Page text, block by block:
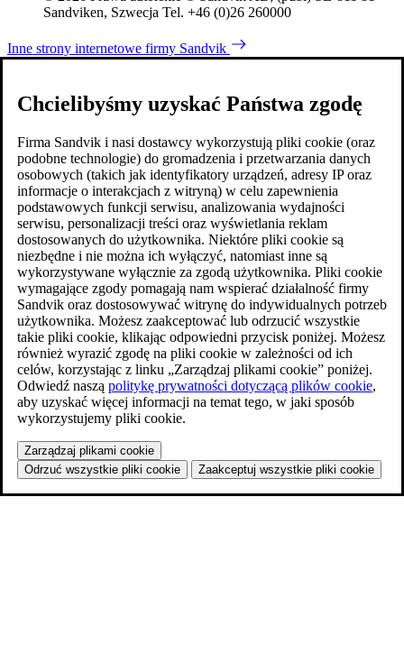
Sandviken, Szwecja Tel. +46 (0)26 260000
Inne strony internetowe firmy Sandvik
Chcielibyśmy uzyskać Państwa zgodę
Firma Sandvik i nasi dostawcy wykorzystują pliki cookie (oraz
podobne technologie) do gromadzenia i przetwarzania danych
osobowych (takich jak identyfikatory urządzeń, adresy IP oraz
informacje o interakcjach z witryną) w celu zapewnienia
podstawowych funkcji serwisu, analizowania wydajności
serwisu, personalizacji treści oraz wyświetlania reklam
dostosowanych do użytkownika. Niektóre pliki cookie są
niezbędne i nie można ich wyłączyć, natomiast inne są
wykorzystywane wyłącznie za zgodą użytkownika. Pliki cookie
wymagające zgody pomagają nam wspierać działalność firmy
Sandvik oraz dostosowywać witrynę do indywidualnych potrzeb
użytkownika. Możesz zaakceptować lub odrzucić wszystkie
takie pliki cookie, klikając odpowiedni przycisk poniżej. Możesz
również wyrazić zgodę na pliki cookie w zależności od ich
celów, korzystając z linku „Zarządzaj plikami cookie” poniżej.
Odwiedź naszą politykę prywatności dotyczącą plików cookie,
aby uzyskać więcej informacji na temat tego, w jaki sposób
wykorzystujemy pliki cookie.
Zarządzaj plikami cookie
Odrzuć wszystkie pliki cookie
Zaakceptuj wszystkie pliki cookie